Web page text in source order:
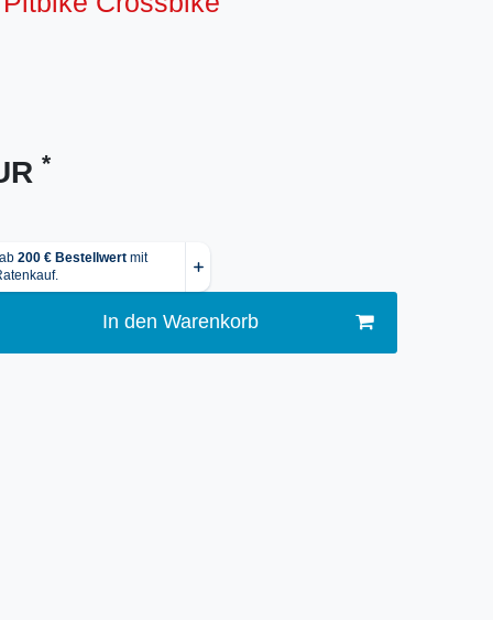
*
In den Warenkorb